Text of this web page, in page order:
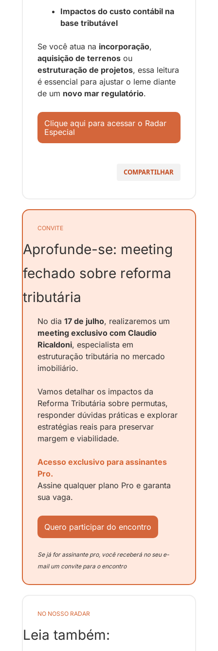
Impactos do custo contábil na
base tributável
Se você atua na incorporação
aquisição de terrenos
estruturação de projetos, essa leitura
é essencial para ajustar o leme diante
de um novo mar regulatório.
Clique aqui para acessar o Radar
Especial
COMPARTILHAR
CONVITE
Aprofunde-se: meeting
fechado sobre reforma
tributária
No dia 17 de julho
meeting exclusivo com Claudio
Ricaldoni, especialista em
estruturação tributária no mercado
imobiliário.
Vamos detalhar os impactos da
Reforma Tributária sobre permutas,
responder dúvidas práticas e explorar
estratégias reais para preservar
margem e viabilidade.
Acesso exclusivo para assinantes
Pro.
Assine qualquer plano Pro e garanta
sua vaga.
Quero participar do encontro
Se já for assinante pro, você receberá no seu e-
mail um convite para o encontro
NO NOSSO RADAR
Leia também: